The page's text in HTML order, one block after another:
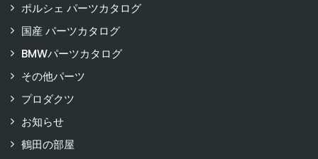
ポルシェ パーツカタログ
国産 パーツカタログ
BMWパーツカタログ
その他パーツ
プロダクツ
お知らせ
鶴田の部屋